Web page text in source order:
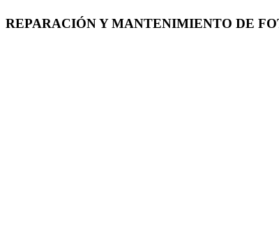
REPARACIÓN Y MANTENIMIENTO DE